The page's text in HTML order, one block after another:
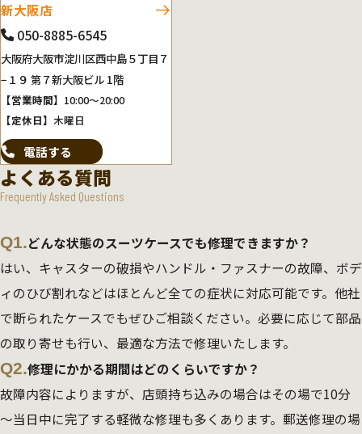
新大阪店
050-8885-6545
大阪府大阪市淀川区西中島５丁目７
−１９ 第７新大阪ビル 1階
【営業時間】 10:00～20:00
【定休日】 木曜日
電話する
よくある質問
Frequently Asked Questions
Q1.どんな状態のスーツケースでも修理できますか？
はい、キャスターの破損やハンドル・ファスナーの故障、ボデ
ィのひび割れなどはほとんど全ての症状に対応可能です。他社
で断られたケースでもぜひご相談ください。必要に応じて部品
の取り寄せも行い、最適な方法で修理いたします。
Q2.修理にかかる期間はどのくらいですか？
故障内容によりますが、店頭持ち込みの場合はその場で10分
～当日中に完了する軽微な修理も多くあります。郵送修理の場